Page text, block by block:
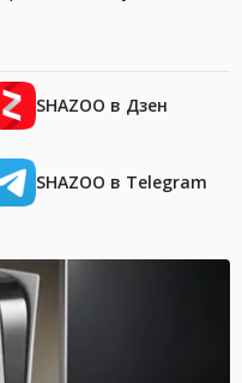
SHAZOO в Дзен
SHAZOO в Telegram